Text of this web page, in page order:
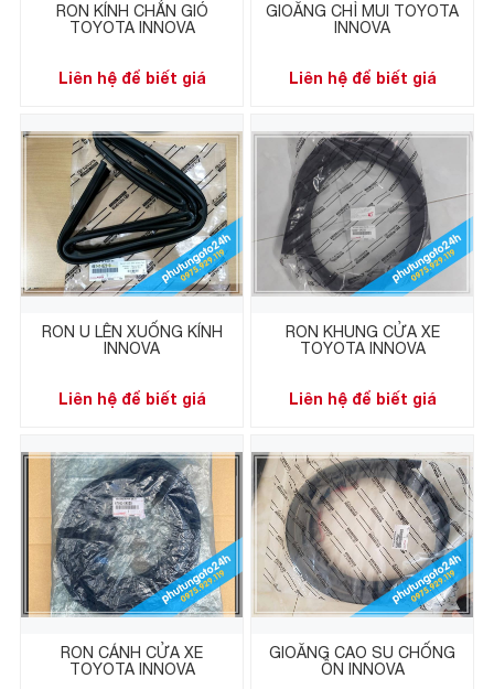
RON KÍNH CHẮN GIÓ
TOYOTA INNOVA
Liên hệ để biết giá
GIOĂNG CHỈ MUI TOYOTA
INNOVA
Liên hệ để biết giá
RON U LÊN XUỐNG KÍNH
INNOVA
Liên hệ để biết giá
RON KHUNG CỬA XE
TOYOTA INNOVA
Liên hệ để biết giá
RON CÁNH CỬA XE
TOYOTA INNOVA
GIOĂNG CAO SU CHỐNG
ỒN INNOVA